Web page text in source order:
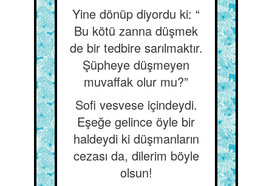
Yine dönüp diyordu ki: “
Bu kötü zanna düşmek
de bir tedbire sarılmaktır.
Şüpheye düşmeyen
muvaffak olur mu?”
Sofi vesvese içindeydi.
Eşeğe gelince öyle bir
haldeydi ki düşmanların
cezası da, dilerim böyle
olsun!